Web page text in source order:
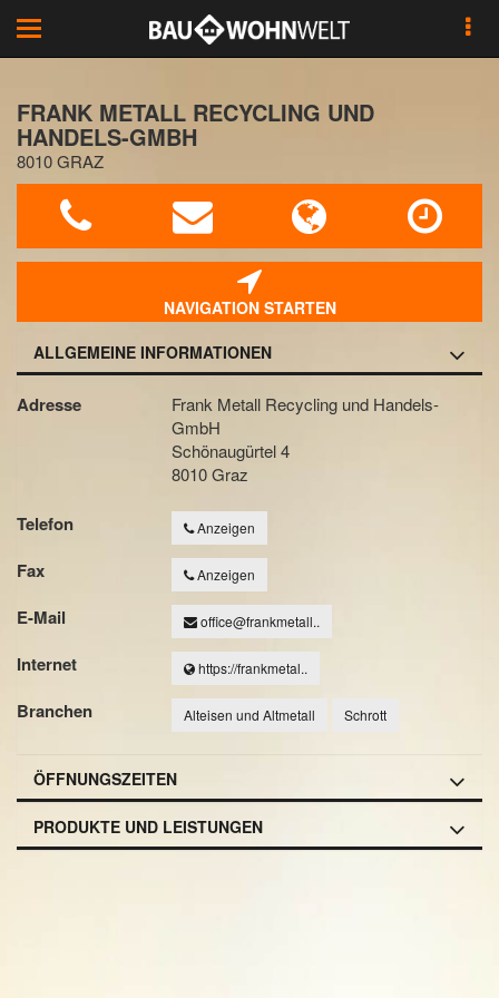
Toggle
navigation
FRANK METALL RECYCLING UND
HANDELS-GMBH
8010 GRAZ
NAVIGATION STARTEN
ALLGEMEINE INFORMATIONEN
Adresse
Frank Metall Recycling und Handels-
GmbH
Schönaugürtel 4
8010 Graz
Telefon Anzeigen
Fax Anzeigen
E-Mail office@frankmetall..
Internet https://frankmetal..
Branchen Alteisen und Altmetall Schrott
ÖFFNUNGSZEITEN
PRODUKTE UND LEISTUNGEN